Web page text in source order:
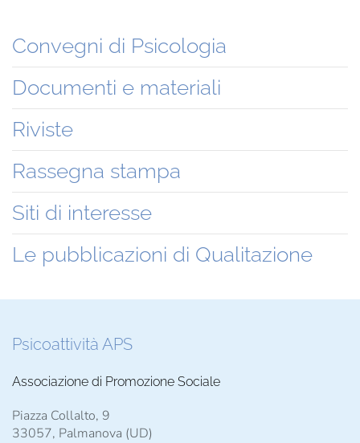
Convegni di Psicologia
Documenti e materiali
Riviste
Rassegna stampa
Siti di interesse
Le pubblicazioni di Qualitazione
Psicoattività APS
Associazione di Promozione Sociale
Piazza Collalto, 9
33057, Palmanova (UD)